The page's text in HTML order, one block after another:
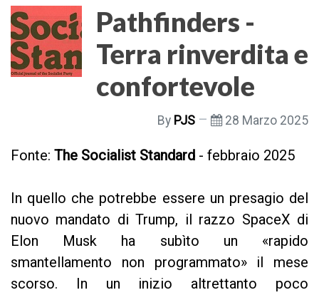
Pathfinders -
Terra rinverdita e
confortevole
By PJS 28 Marzo 2025
Fonte: The Socialist Standard - febbraio 2025
In quello che potrebbe essere un presagio del
nuovo mandato di Trump, il razzo SpaceX di
Elon Musk ha subìto un «rapido
smantellamento non programmato» il mese
scorso. In un inizio altrettanto poco